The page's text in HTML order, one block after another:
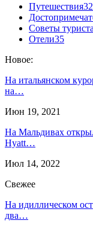
Путешествия
Советы
Отели35
Новое:
На итальянском
на…
Июн 19, 2021
На Мальдивах
Hyatt…
Июл 14, 2022
Свежее
На идиллическом
два…